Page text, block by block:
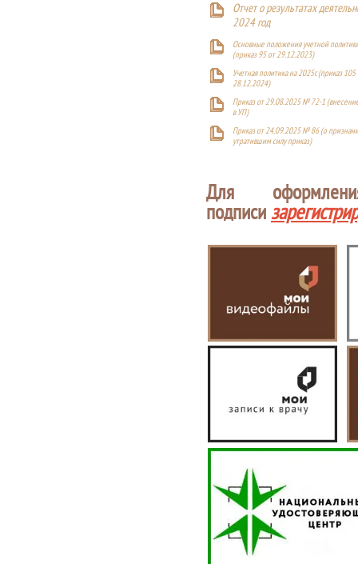
Отчет о результатах
2024 год
Основные положения учетной
(приказ 95 от 29.12.2023)
Учетная политика на 2025г. (приказ 105
28.12.2024)
Приказ от 29.08.2025 № 72-1
в УП)
Приказ от 24.09.2025 № 86 (о
утратившим силу приказ)
Для
подписи